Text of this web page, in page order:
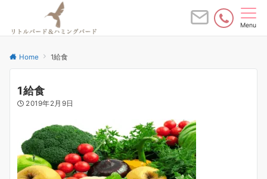
Menu
Home 1給食
1給食
2019年2月9日